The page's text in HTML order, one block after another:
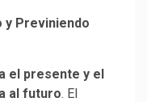
y Previniendo
el presente y el
al futuro. El